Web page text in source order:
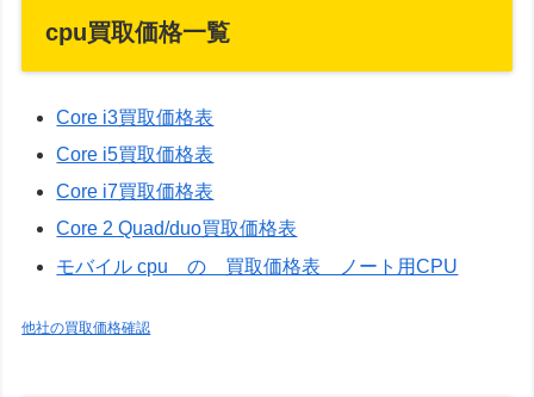
cpu買取価格一覧
Core i3買取価格表
Core i5買取価格表
Core i7買取価格表
Core 2 Quad/duo買取価格表
モバイル cpu の 買取価格表 ノート用CPU
他社の買取価格確認